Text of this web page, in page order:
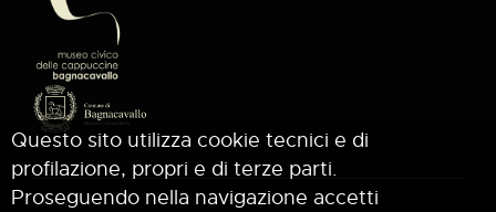
Questo sito utilizza cookie tecnici e di
profilazione, propri e di terze parti.
Proseguendo nella navigazione accetti